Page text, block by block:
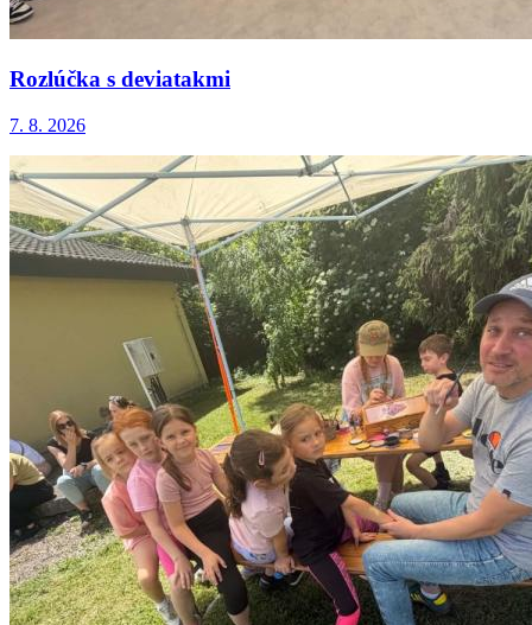
Rozlúčka s deviatakmi
7. 8. 2026